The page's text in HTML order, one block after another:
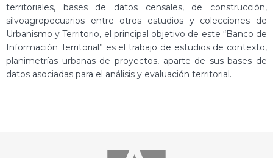
territoriales, bases de datos censales, de construcción,
silvoagropecuarios entre otros estudios y colecciones de
Urbanismo y Territorio, el principal objetivo de este “Banco de
Información Territorial” es el trabajo de estudios de contexto,
planimetrías urbanas de proyectos, aparte de sus bases de
datos asociadas para el análisis y evaluación territorial.